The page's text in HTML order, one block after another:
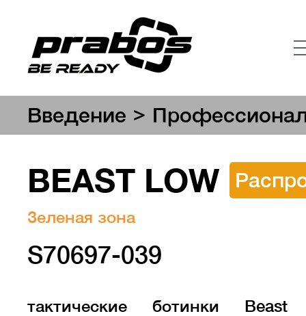
Введение >
BEAST LOW
Зеленая зона
S70697-039
тактические ботинки Beast